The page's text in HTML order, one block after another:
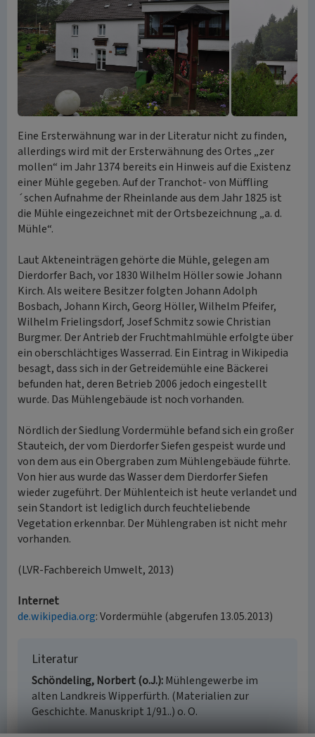
Eine Ersterwähnung war in der Literatur nicht zu finden,
allerdings wird mit der Ersterwähnung des Ortes „zer
mollen“ im Jahr 1374 bereits ein Hinweis auf die Existenz
einer Mühle gegeben. Auf der Tranchot- von Müffling
´schen Aufnahme der Rheinlande aus dem Jahr 1825 ist
die Mühle eingezeichnet mit der Ortsbezeichnung „a. d.
Mühle“.
Laut Akteneinträgen gehörte die Mühle, gelegen am
Dierdorfer Bach, vor 1830 Wilhelm Höller sowie Johann
Kirch. Als weitere Besitzer folgten Johann Adolph
Bosbach, Johann Kirch, Georg Höller, Wilhelm Pfeifer,
Wilhelm Frielingsdorf, Josef Schmitz sowie Christian
Burgmer. Der Antrieb der Fruchtmahlmühle erfolgte über
ein oberschlächtiges Wasserrad. Ein Eintrag in Wikipedia
besagt, dass sich in der Getreidemühle eine Bäckerei
befunden hat, deren Betrieb 2006 jedoch eingestellt
wurde. Das Mühlengebäude ist noch vorhanden.
Nördlich der Siedlung Vordermühle befand sich ein großer
Stauteich, der vom Dierdorfer Siefen gespeist wurde und
von dem aus ein Obergraben zum Mühlengebäude führte.
Von hier aus wurde das Wasser dem Dierdorfer Siefen
wieder zugeführt. Der Mühlenteich ist heute verlandet und
sein Standort ist lediglich durch feuchteliebende
Vegetation erkennbar. Der Mühlengraben ist nicht mehr
vorhanden.
(LVR-Fachbereich Umwelt, 2013)
Internet
de.wikipedia.org: Vordermühle (abgerufen 13.05.2013)
Literatur
Schöndeling, Norbert (o.J.) Mühlengewerbe im
alten Landkreis Wipperfürth. (Materialien zur
Geschichte. Manuskript 1/91..) o. O.